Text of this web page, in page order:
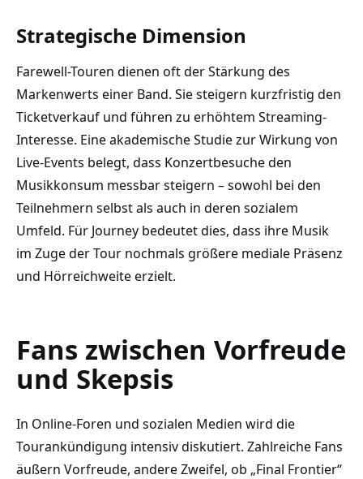
Strategische Dimension
Farewell-Touren dienen oft der Stärkung des
Markenwerts einer Band. Sie steigern kurzfristig den
Ticketverkauf und führen zu erhöhtem Streaming-
Interesse. Eine akademische Studie zur Wirkung von
Live-Events belegt, dass Konzertbesuche den
Musikkonsum messbar steigern – sowohl bei den
Teilnehmern selbst als auch in deren sozialem
Umfeld. Für Journey bedeutet dies, dass ihre Musik
im Zuge der Tour nochmals größere mediale Präsenz
und Hörreichweite erzielt.
Fans zwischen Vorfreude
und Skepsis
In Online-Foren und sozialen Medien wird die
Tourankündigung intensiv diskutiert. Zahlreiche Fans
äußern Vorfreude, andere Zweifel, ob „Final Frontier“